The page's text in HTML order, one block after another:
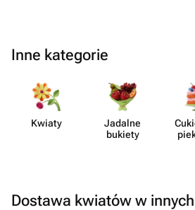
Inne kategorie
Kwiaty
Jadalne
bukiety
Dostawa kwiatów w